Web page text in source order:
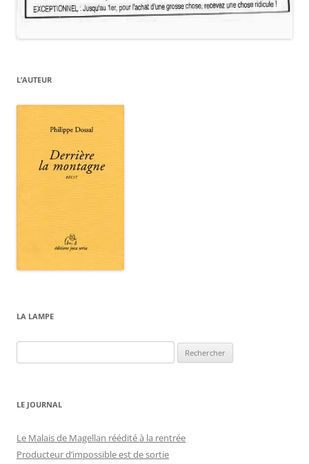
L’AUTEUR
LA LAMPE
LE JOURNAL
Le Malais de Magellan réédité à la rentrée
Producteur d’impossible est de sortie